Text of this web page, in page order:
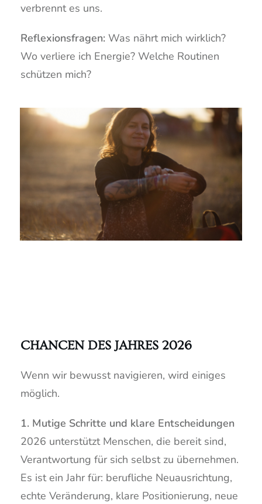
verbrennt es uns.
Reflexionsfragen:Was nährt mich wirklich?
Wo verliere ich Energie? Welche Routinen
schützen mich?
CHANCEN DES JAHRES 2026
Wenn wir bewusst navigieren, wird einiges
möglich.
1. Mutige Schritte und klare Entscheidungen
2026 unterstützt Menschen, die bereit sind,
Verantwortung für sich selbst zu übernehmen.
Es ist ein Jahr für: berufliche Neuausrichtung,
echte Veränderung, klare Positionierung, neue